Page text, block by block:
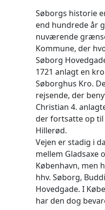
Søborgs historie
end hundrede år
nuværende
Kommune, der
Søborg
1721 anlagt en
Søborghus Kro.
rejsende, der
Christian 4.
der fortsatte op til
Hillerød.
Vejen er stadig i
mellem Gladsaxe
København, men
hhv. Søborg,
Hovedgade. I
har den dog